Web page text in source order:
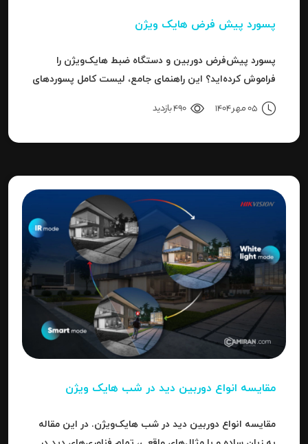
پسورد پیش فرض هایک ویژن
پسورد پیش‌فرض دوربین و دستگاه ضبط هایک‌ویژن را
فراموش کرده‌اید؟ این راهنمای جامع، لیست کامل پسوردهای
"Invalid Password" را آموزش می‌دهد.
05 مهر 1404 490 بازدید
مقایسه انواع دوربین دید در شب هایک‌ ویژن
مقایسه انواع دوربین دید در شب هایک‌ویژن. در این مقاله